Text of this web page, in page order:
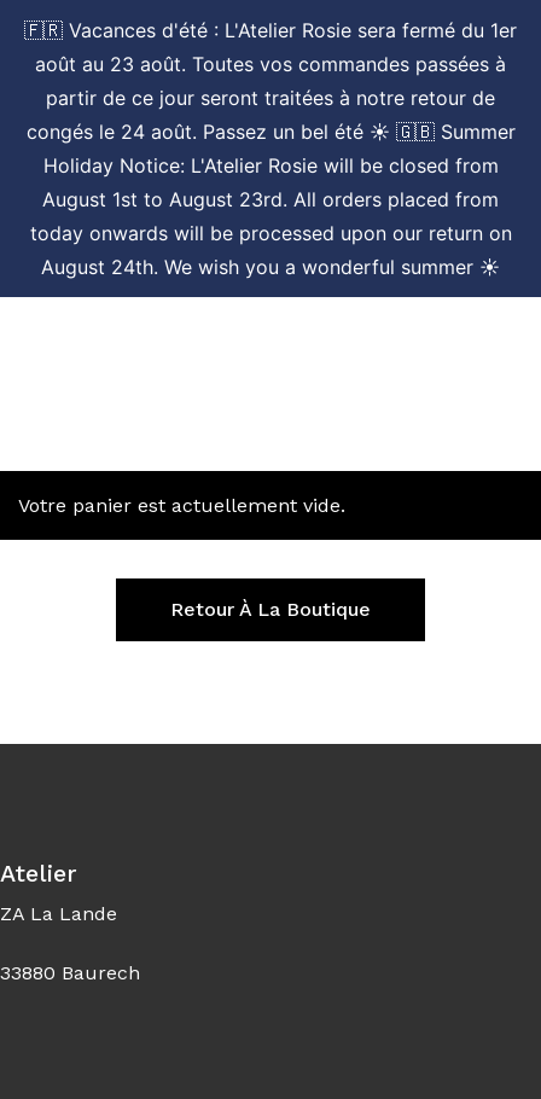
🇫🇷 Vacances d'été : L'Atelier Rosie sera fermé du 1er
août au 23 août. Toutes vos commandes passées à
partir de ce jour seront traitées à notre retour de
congés le 24 août. Passez un bel été ☀️ 🇬🇧 Summer
Holiday Notice: L'Atelier Rosie will be closed from
August 1st to August 23rd. All orders placed from
today onwards will be processed upon our return on
August 24th. We wish you a wonderful summer ☀️
main
content
LA MARQUE
NOS GAMMES
BOUTIQUE
REVENDEURS
CONTACT
PRENDRE RD V
Votre panier est actuellement vide.
Retour À La Boutique
Atelier
ZA La Lande
33880 Baurech